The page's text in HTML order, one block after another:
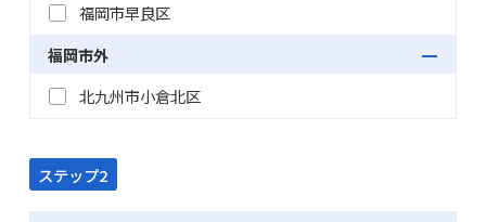
福岡市早良区
福岡市外
北九州市小倉北区
ステップ2